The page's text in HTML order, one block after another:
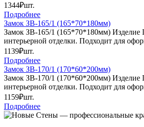
1344₽шт.
Подробнее
Замок ЗВ-165/1 (165*70*180мм)
Замок ЗВ-165/1 (165*70*180мм) Изделие
интерьерной отделки. Подходит для
1139₽шт.
Подробнее
Замок ЗВ-170/1 (170*60*200мм)
Замок ЗВ-170/1 (170*60*200мм) Изделие
интерьерной отделки. Подходит для
1159₽шт.
Подробнее